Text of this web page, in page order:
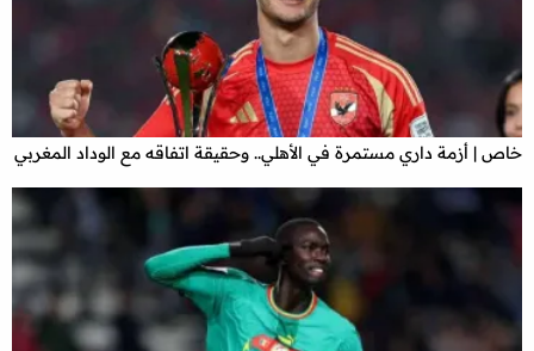
خاص | أزمة داري مستمرة في الأهلي.. وحقيقة اتفاقه مع الوداد المغربي